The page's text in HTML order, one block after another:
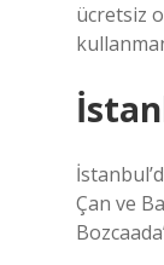
ücretsiz
Çan ve